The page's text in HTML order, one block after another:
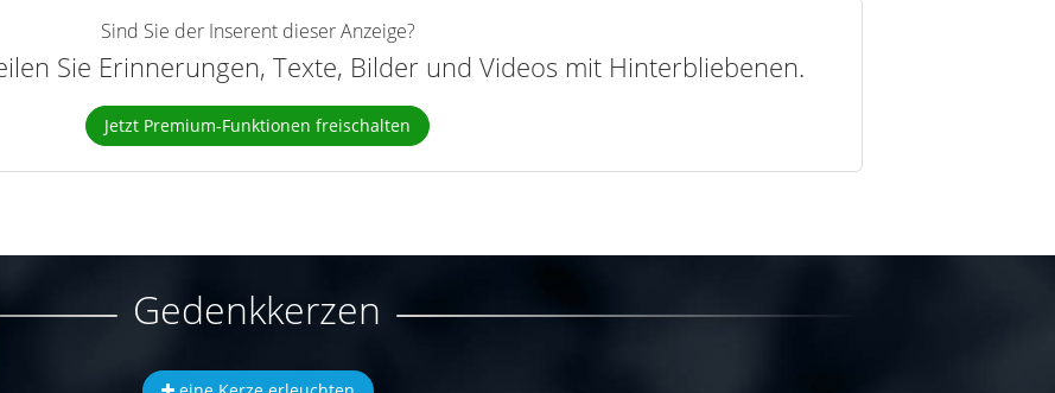
Sind Sie der Inserent dieser Anzeige?
Sie Erinnerungen, Texte, Bilder und Videos mit Hinterbliebenen.
Jetzt Premium-Funktionen freischalten
Gedenkkerzen